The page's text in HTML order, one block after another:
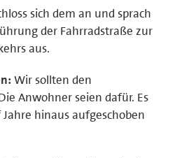
sich dem an und sprach
der Fahrradstraße zur
aus.
Wir sollten den
Anwohner seien dafür. Es
hinaus aufgeschoben